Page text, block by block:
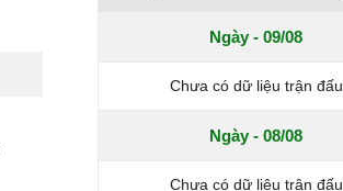
Ngày - 09/08
Chưa có dữ liệu trận đấu
Ngày - 08/08
Chưa có dữ liệu trận đấu